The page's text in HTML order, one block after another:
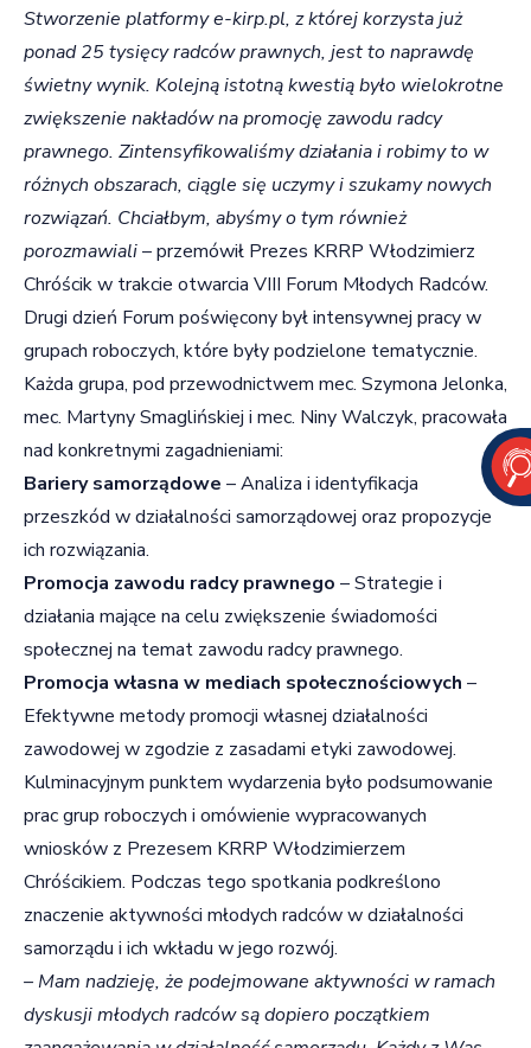
Stworzenie platformy e-kirp.pl, z której korzysta już
ponad 25 tysięcy radców prawnych, jest to naprawdę
świetny wynik. Kolejną istotną kwestią było wielokrotne
zwiększenie nakładów na promocję zawodu radcy
prawnego. Zintensyfikowaliśmy działania i robimy to w
różnych obszarach, ciągle się uczymy i szukamy nowych
rozwiązań. Chciałbym, abyśmy o tym również
porozmawiali– przemówił Prezes KRRP Włodzimierz
Chróścik w trakcie otwarcia VIII Forum Młodych Radców.
Drugi dzień Forum poświęcony był intensywnej pracy w
grupach roboczych, które były podzielone tematycznie.
Każda grupa, pod przewodnictwem mec. Szymona Jelonka,
mec. Martyny Smaglińskiej i mec. Niny Walczyk, pracowała
nad konkretnymi zagadnieniami:
Bariery samorządowe – Analiza i identyfikacja
przeszkód w działalności samorządowej oraz propozycje
ich rozwiązania.
Promocja zawodu radcy prawnego – Strategie i
działania mające na celu zwiększenie świadomości
społecznej na temat zawodu radcy prawnego.
Promocja własna w mediach społecznościowych –
Efektywne metody promocji własnej działalności
zawodowej w zgodzie z zasadami etyki zawodowej.
Kulminacyjnym punktem wydarzenia było podsumowanie
prac grup roboczych i omówienie wypracowanych
wniosków z Prezesem KRRP Włodzimierzem
Chróścikiem. Podczas tego spotkania podkreślono
znaczenie aktywności młodych radców w działalności
samorządu i ich wkładu w jego rozwój.
– Mam nadzieję, że podejmowane aktywności w ramach
dyskusji młodych radców są dopiero początkiem